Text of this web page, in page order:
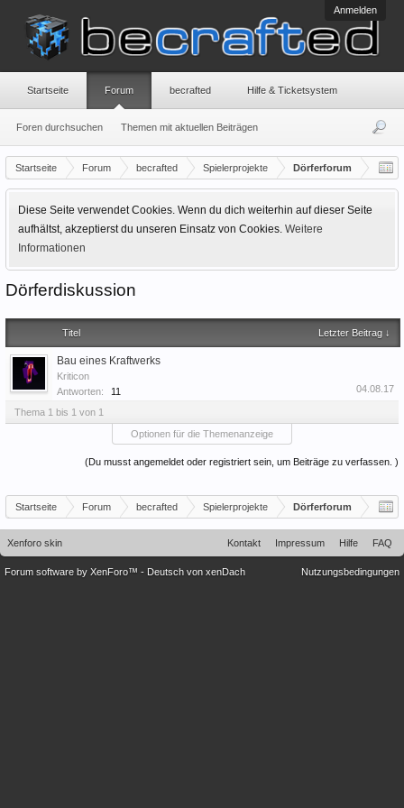
Anmelden
Startseite Forum becrafted Spielerprojekte Dörferforum
Diese Seite verwendet Cookies. Wenn du dich weiterhin auf dieser Seite
aufhältst, akzeptierst du unseren Einsatz von Cookies. Weitere
Informationen
Dörferdiskussion
Titel Letzter Beitrag ↓
Bau eines Kraftwerks
Kriticon
Antworten:
11 04.08.17
Thema 1 bis 1 von 1
Optionen für die Themenanzeige
(Du musst angemeldet oder registriert sein, um Beiträge zu verfassen. )
Startseite Forum becrafted Spielerprojekte Dörferforum
Startseite Forum
Foren durchsuchen Themen mit aktuellen Beiträgen
becrafted Hilfe & Ticketsystem
Xenforo skin Kontakt Impressum Hilfe FAQ
Nutzungsbedingungen
Forum software by XenForo™ - Deutsch von xenDach